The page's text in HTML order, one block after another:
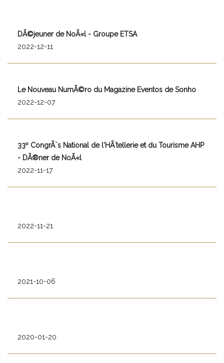
DÃ©jeuner de NoÃ«l - Groupe ETSA
2022-12-11
Le Nouveau NumÃ©ro du Magazine Eventos de Sonho
2022-12-07
33º CongrÃ¨s National de l'HÃ´tellerie et du Tourisme AHP
- DÃ®ner de NoÃ«l
2022-11-17
2022-11-21
2021-10-06
2020-01-20